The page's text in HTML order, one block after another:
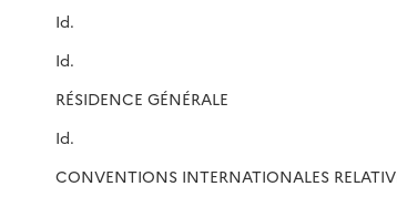
Id.
Id.
RÉSIDENCE GÉNÉRALE
Id.